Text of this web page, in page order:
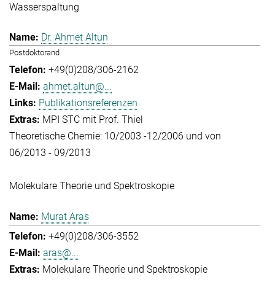
Wasserspaltung
Dr. Ahmet Altun
Postdoktorand
+49(0)208/306-2162
ahmet.altun@...
Publikationsreferenzen
MPI STC mit Prof. Thiel
Theoretische Chemie: 10/2003 -12/2006 und von
06/2013 - 09/2013
Molekulare Theorie und Spektroskopie
Murat Aras
+49(0)208/306-3552
aras@...
Molekulare Theorie und Spektroskopie